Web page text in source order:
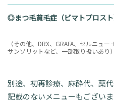
◎まつ毛貧毛症（ビマトプロスト
（その他、DRX、GRAFA、セルニュ
サンソリットなど、一部取り扱いあり）
別途、初再診療、麻酔代、薬代
記載のないメニューもござい